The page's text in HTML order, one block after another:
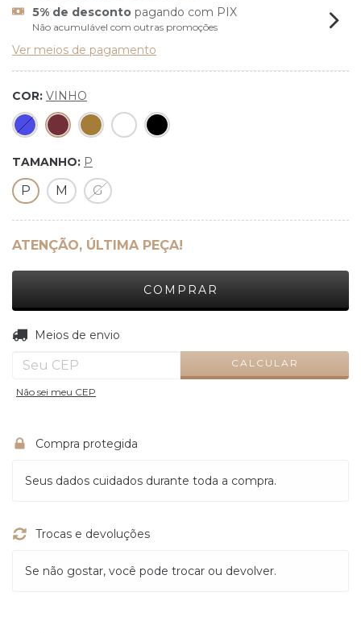
5% de desconto pagando com PIX
Não acumulável com outras promoções
Ver meios de pagamento
COR: VINHO
TAMANHO: P
P M G
ATENÇÃO, ÚLTIMA PEÇA!
Entregas para o CEP:
Meios de envio
CALCULAR
Não sei meu CEP
Compra protegida
Seus dados cuidados durante toda a compra.
Trocas e devoluções
Se não gostar, você pode trocar ou devolver.